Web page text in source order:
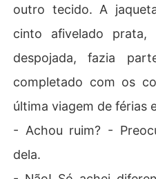
outro tecido. A
cinto afivelado prata,
despojada, fazia
completado com os
última viagem de férias
- Achou ruim? -
dela.